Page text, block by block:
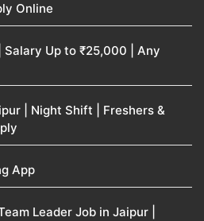
Online
Up to ₹25,000 | Any
| Night Shift | Freshers &
App
Leader Job in Jaipur |